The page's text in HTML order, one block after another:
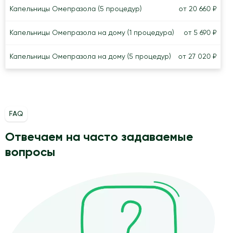
Капельницы Омепразола (5 процедур) от 20 660 ₽
Капельницы Омепразола на дому (1 процедура) от 5 690 ₽
Капельницы Омепразола на дому (5 процедур) от 27 020 ₽
FAQ
Отвечаем на часто задаваемые
вопросы